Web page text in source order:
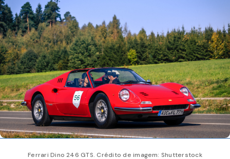
Ferrari Dino 246 GTS. Crédito de imagem: Shutterstock